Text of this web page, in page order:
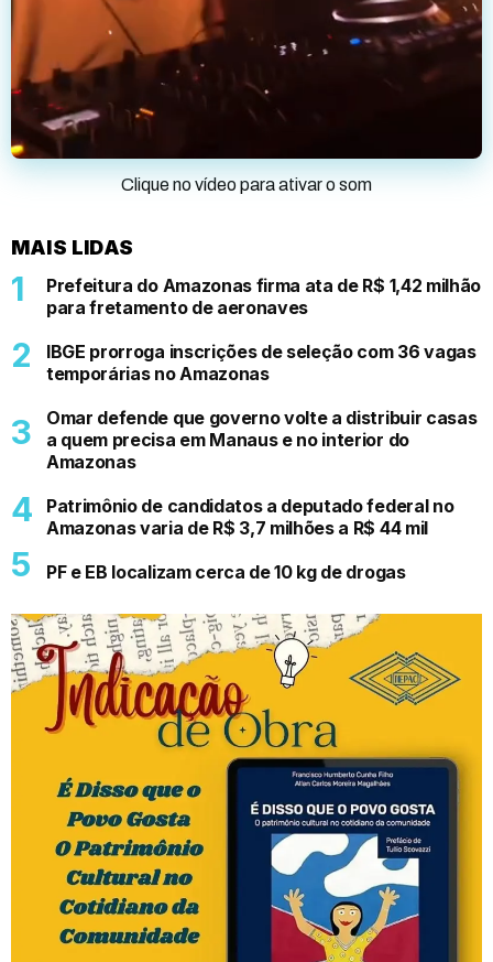
Clique no vídeo para ativar o som
MAIS LIDAS
Prefeitura do Amazonas firma ata de R$ 1,42 milhão
para fretamento de aeronaves
IBGE prorroga inscrições de seleção com 36 vagas
temporárias no Amazonas
Omar defende que governo volte a distribuir casas
a quem precisa em Manaus e no interior do
Amazonas
Patrimônio de candidatos a deputado federal no
Amazonas varia de R$ 3,7 milhões a R$ 44 mil
PF e EB localizam cerca de 10 kg de drogas